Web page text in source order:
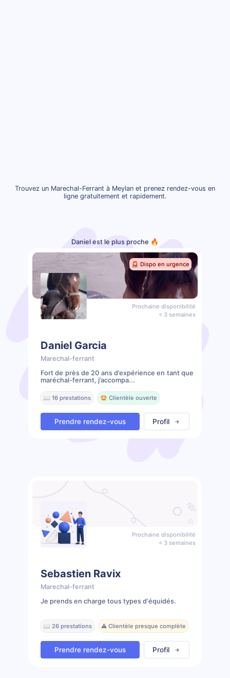
Trouvez un Marechal-Ferrant à Meylan et prenez rendez-vous en
ligne gratuitement et rapidement.
Daniel est le plus proche 🔥
🚨 Dispo en urgence
Prochaine disponibilité
< 3 semaines
Daniel Garcia
Marechal-ferrant
Fort de près de 20 ans d’expérience en tant que
maréchal-ferrant, j’accompa...
📖 16 prestations 🤩 Clientèle ouverte
Prendre rendez-vous Profil
Prochaine disponibilité
< 3 semaines
Sebastien Ravix
Marechal-ferrant
Je prends en charge tous types d'équidés.
📖 26 prestations ⚠️ Clientèle presque complète
Prendre rendez-vous Profil